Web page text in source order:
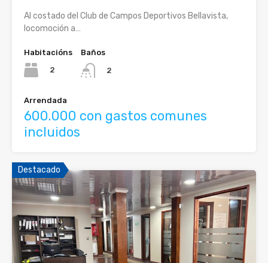
Al costado del Club de Campos Deportivos Bellavista,
locomoción a…
Habitacións
2
Baños
2
Arrendada
600.000 con gastos comunes
incluidos
Destacado